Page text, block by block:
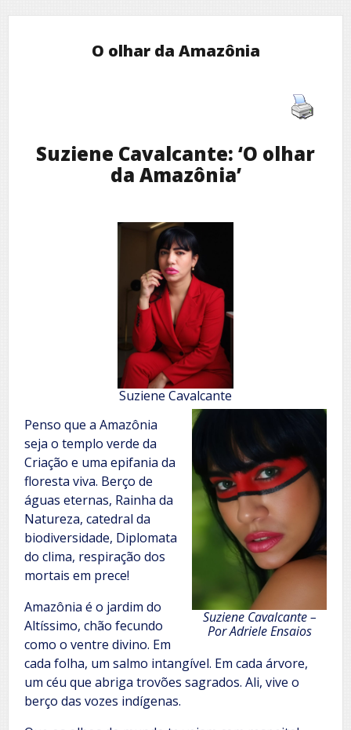
O olhar da Amazônia
Suziene Cavalcante: ‘O olhar
da Amazônia’
Suziene Cavalcante
Suziene Cavalcante –
Por Adriele Ensaios
Penso que a Amazônia
seja o templo verde da
Criação e uma epifania da
floresta viva. Berço de
águas eternas, Rainha da
Natureza, catedral da
biodiversidade, Diplomata
do clima, respiração dos
mortais em prece!
Amazônia é o jardim do
Altíssimo, chão fecundo
como o ventre divino. Em
cada folha, um salmo intangível. Em cada árvore,
um céu que abriga trovões sagrados. Ali, vive o
berço das vozes indígenas.